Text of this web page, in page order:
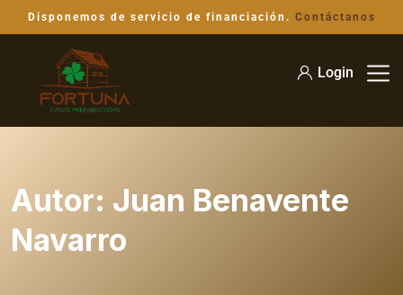
Disponemos de servicio de financiación. Contáctanos
Login
Autor: Juan Benavente
Navarro